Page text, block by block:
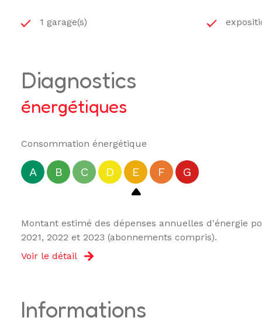
50 rue des Carmes
1 garage(s)
diagnostics
énergétiques
Consommation énergétique
A B C D E F G
Montant estimé des dépenses annuelles d'énergie
2021, 2022 et 2023 (abonnements compris).
Voir le détail
informations